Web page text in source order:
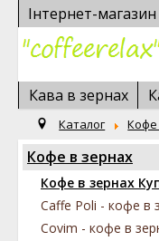
Інтернет-
Кава в зернах
Каталог Кофе
Кофе в зернах
Кофе в зернах
Caffe Poli - кофе в
Covim - кофе в